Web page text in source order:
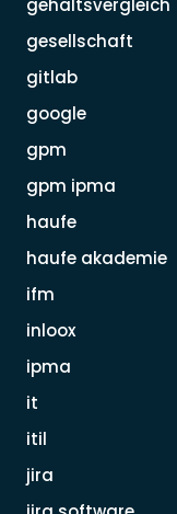
gehaltsvergleich
gesellschaft
gitlab
google
gpm
gpm ipma
haufe
haufe akademie
ifm
inloox
ipma
it
itil
jira